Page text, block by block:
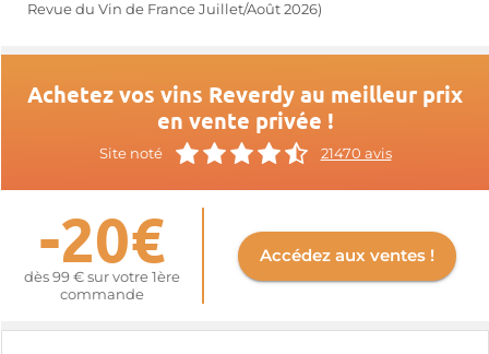
Revue du Vin de France Juillet/Août 2026)
Achetez vos vins Reverdy au meilleur prix
en vente privée !
Site noté 21470 avis
-20€
dès 99 € sur votre 1ère
commande
Accédez aux ventes !